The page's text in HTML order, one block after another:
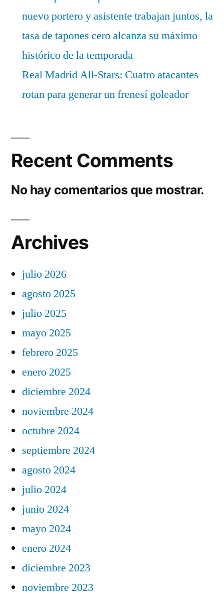
nuevo portero y asistente trabajan juntos, la
tasa de tapones cero alcanza su máximo
histórico de la temporada
Real Madrid All-Stars: Cuatro atacantes
rotan para generar un frenesí goleador
Recent Comments
No hay comentarios que mostrar.
Archives
julio 2026
agosto 2025
julio 2025
mayo 2025
febrero 2025
enero 2025
diciembre 2024
noviembre 2024
octubre 2024
septiembre 2024
agosto 2024
julio 2024
junio 2024
mayo 2024
enero 2024
diciembre 2023
noviembre 2023